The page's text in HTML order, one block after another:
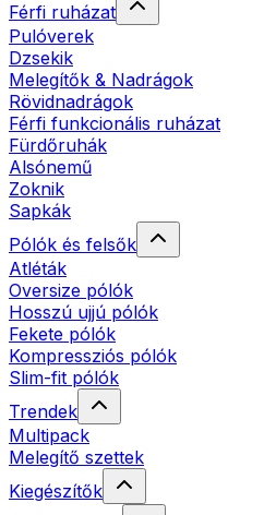
Férfi ruházat
Pulóverek
Dzsekik
Melegítők & Nadrágok
Rövidnadrágok
Férfi funkcionális ruházat
Fürdőruhák
Alsónemű
Zoknik
Sapkák
Pólók és felsők
Atléták
Oversize pólók
Hosszú ujjú pólók
Fekete pólók
Kompressziós pólók
Slim-fit pólók
Trendek
Multipack
Melegítő szettek
Kiegészítők